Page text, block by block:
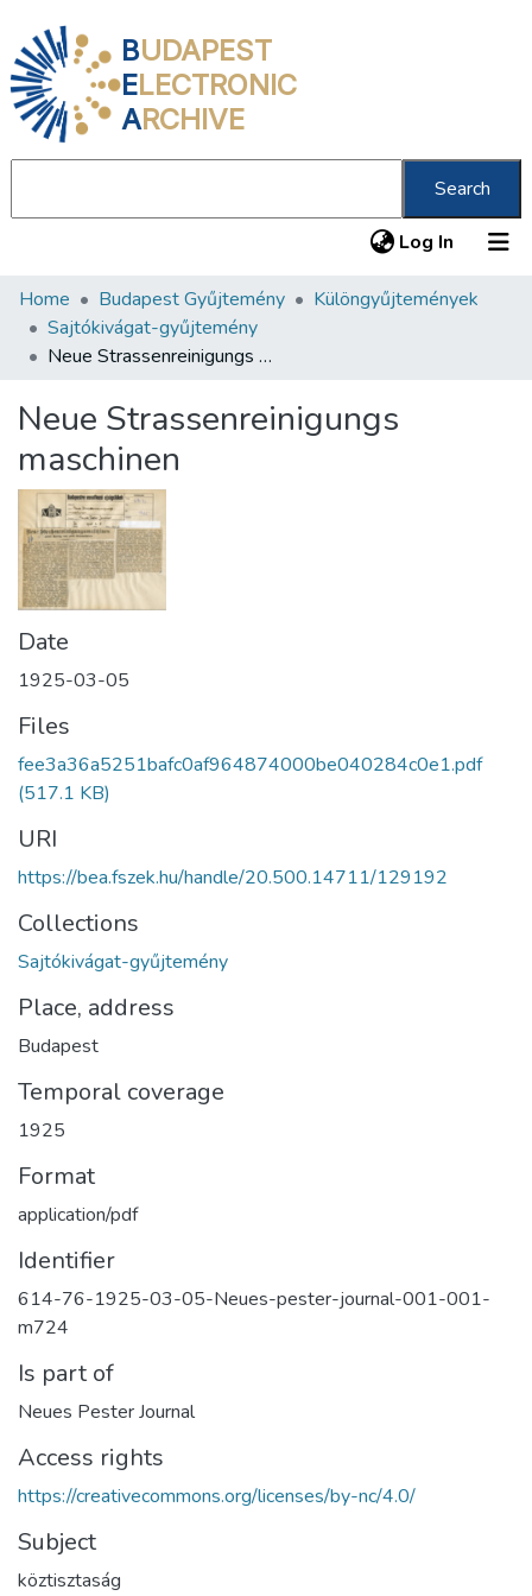
BUDAPEST
ELECTRONIC
ARCHIVE
Search
Log In (current)
Communities & Collections
All of DSpace
About us
Home Budapest Gyűjtemény
Különgyűjtemények
Sajtókivágat-gyűjtemény
Neue Strassenreinigungs maschinen
Neue Strassenreinigungs
maschinen
Date
1925-03-05
Files
fee3a36a5251bafc0af964874000be040284c0e1.pdf
(517.1 KB)
URI
https://bea.fszek.hu/handle/20.500.14711/129192
Collections
Sajtókivágat-gyűjtemény
Place, address
Budapest
Temporal coverage
1925
Format
application/pdf
Identifier
614-76-1925-03-05-Neues-pester-journal-001-001-
m724
Is part of
Neues Pester Journal
Access rights
https://creativecommons.org/licenses/by-nc/4.0/
Subject
köztisztaság